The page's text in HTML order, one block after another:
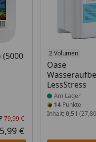
Rabatt in Prozent
Ursprünglicher Preis
79,99 €
Aktueller Preis
€
2 Volumen
Oase
LessStress
Produkt am
Am Lager
14Punkte
Inhalt: 0,5 l